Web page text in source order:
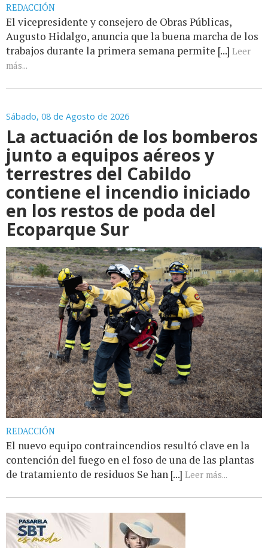
REDACCIÓN
El vicepresidente y consejero de Obras Públicas,
Augusto Hidalgo, anuncia que la buena marcha de los
trabajos durante la primera semana permite [...] Leer
más...
Sábado, 08 de Agosto de 2026
La actuación de los bomberos
junto a equipos aéreos y
terrestres del Cabildo
contiene el incendio iniciado
en los restos de poda del
Ecoparque Sur
REDACCIÓN
El nuevo equipo contraincendios resultó clave en la
contención del fuego en el foso de una de las plantas
de tratamiento de residuos Se han [...] Leer más...